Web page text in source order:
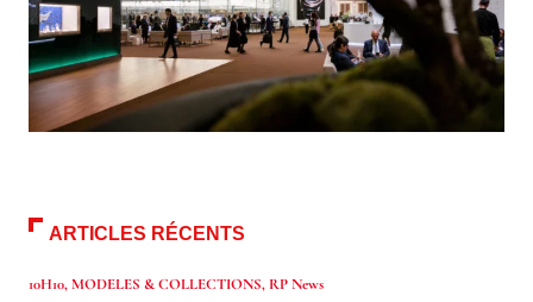
ARTICLES RÉCENTS
10H10,MODELES & COLLECTIONS, RP News